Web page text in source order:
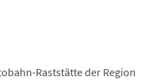
Raststätte der Region